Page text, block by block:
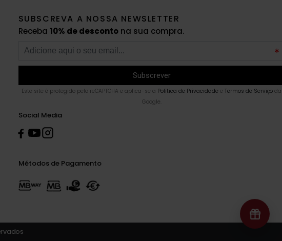
SUBSCREVA A NOSSA NEWSLETTER
Receba 10% de descontona sua compra.
Este site é protegido pelo reCAPTCHA e aplica-se a Politica de Privacidade e Termos de Serviço da
Google.
Social Media
Métodos de Pagamento